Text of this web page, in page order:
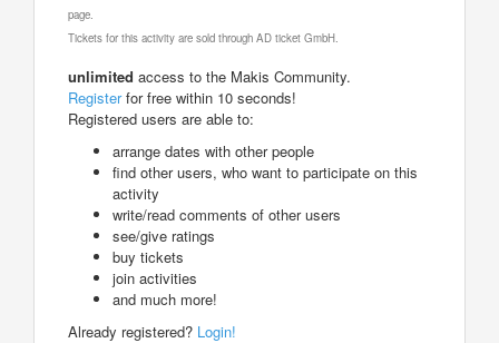
page.
Tickets for this activity are sold through AD ticket GmbH.
unlimited access to the Makis Community.
Registerfor free within 10 seconds!
Registered users are able to:
arrange dates with other people
find other users, who want to participate on this
activity
write/read comments of other users
see/give ratings
buy tickets
join activities
and much more!
Already registered? Login!